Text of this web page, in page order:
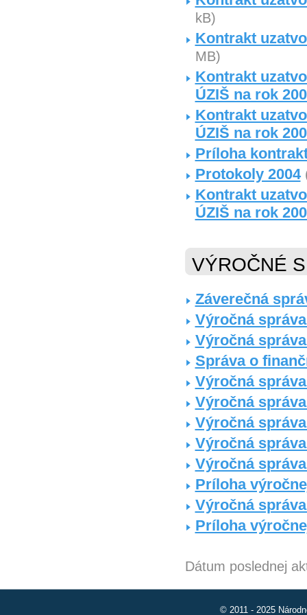
kB)
Kontrakt
MB)
Kontrakt
ÚZIŠ na rok
Kontrakt
ÚZIŠ na rok
Príloha
Protokoly 2004
Kontrakt
ÚZIŠ na rok
VÝROČNÉ
Záverečná
Výročná
Výročná
Správa o
Výročná
Výročná
Výročná
Výročná
Výročná
Príloha
Výročná
Príloha
Dátum poslednej
© 2011 - 2025